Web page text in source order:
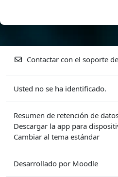
Contactar con el soporte
Usted no se ha identificado.
Resumen de retención de
Descargar la app para
Cambiar al tema estándar
Desarrollado por Moodle